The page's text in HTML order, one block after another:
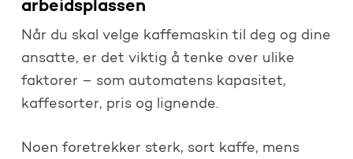
arbeidsplassen
Når du skal velge kaffemaskin til deg og dine
ansatte, er det viktig å tenke over ulike
faktorer – som automatens kapasitet,
kaffesorter, pris og lignende.
Noen foretrekker sterk, sort kaffe, mens